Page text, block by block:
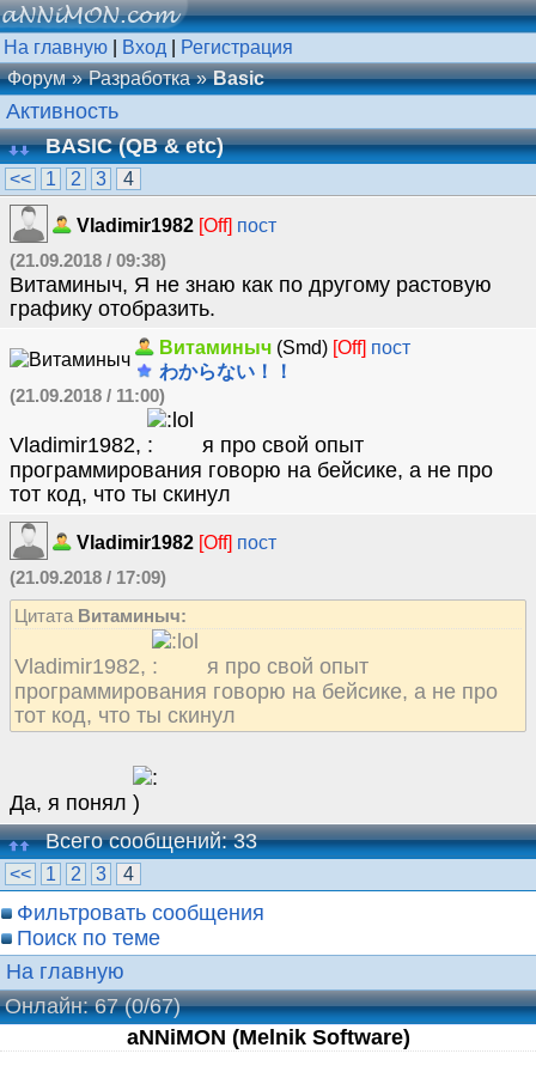
На главную Вход
Регистрация
Форум
Разработка Basic
Активность
BASIC (QB & etc)
<< 1 2 3 4
Vladimir1982 [Off] пост
(21.09.2018 / 09:38)
Витаминыч, Я не знаю как по другому растовую
графику отобразить.
Витаминыч (Smd) [Off] пост
わからない！！
(21.09.2018 / 11:00)
Vladimir1982,
я про свой опыт
программирования говорю на бейсике, а не про
тот код, что ты скинул
Vladimir1982 [Off] пост
(21.09.2018 / 17:09)
Цитата Витаминыч:
Vladimir1982,
я про свой опыт
программирования говорю на бейсике, а не про
тот код, что ты скинул
Да, я понял
Всего сообщений: 33
<< 1 2 3 4
Фильтровать сообщения
Поиск по теме
На главную
Онлайн: 67(0/67)
aNNiMON (Melnik Software)